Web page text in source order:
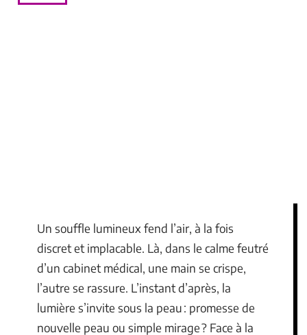
Un souffle lumineux fend l’air, à la fois
discret et implacable. Là, dans le calme feutré
d’un cabinet médical, une main se crispe,
l’autre se rassure. L’instant d’après, la
lumière s’invite sous la peau : promesse de
nouvelle peau ou simple mirage ? Face à la